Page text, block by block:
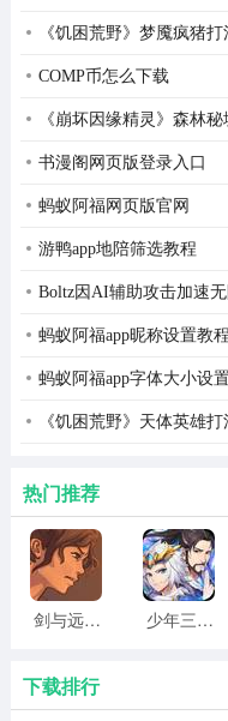
3、创作工具：提供强
览热门音乐歌曲。
拼接和混音。
系列作品。
4、设置铃声：将您最
钟铃声。
DJ串烧集app使用介绍
1、打开软件，如下图
《饥困荒野》梦魇疯猪
COMP币怎么下载
《崩坏因缘精灵》森林
书漫阁网页版登录入口
蚂蚁阿福网页版官网
游鸭app地陪筛选教程
Boltz因AI辅助攻击加速
蚂蚁阿福app昵称设置教程
蚂蚁阿福app字体大小设
《饥困荒野》天体英雄
热门推荐
剑与远行人全角色版 vv1.14 少年三国志2无限元宝版最新版 vv5.3.9
下载排行